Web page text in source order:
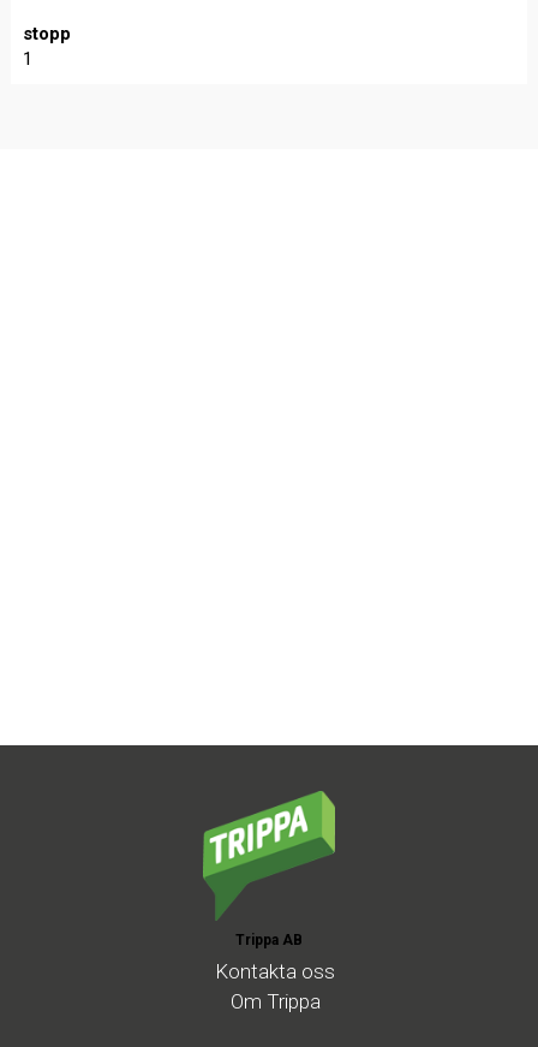
stopp
1
Trippa AB
Kontakta oss
Om Trippa